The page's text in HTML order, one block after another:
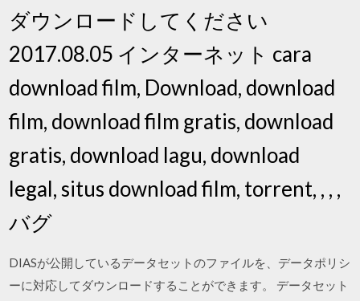
ダウンロードしてください
2017.08.05 インターネット cara
download film, Download, download
film, download film gratis, download
gratis, download lagu, download
legal, situs download film, torrent, , , ,
バグ
DIASが公開しているデータセットのファイルを、データポリシ
ーに対応してダウンロードすることができます。 データセット